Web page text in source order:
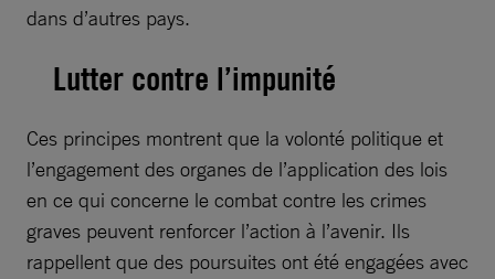
dans d’autres pays.
Lutter contre l’impunité
Ces principes montrent que la volonté politique et
l’engagement des organes de l’application des lois
en ce qui concerne le combat contre les crimes
graves peuvent renforcer l’action à l’avenir. Ils
rappellent que des poursuites ont été engagées avec